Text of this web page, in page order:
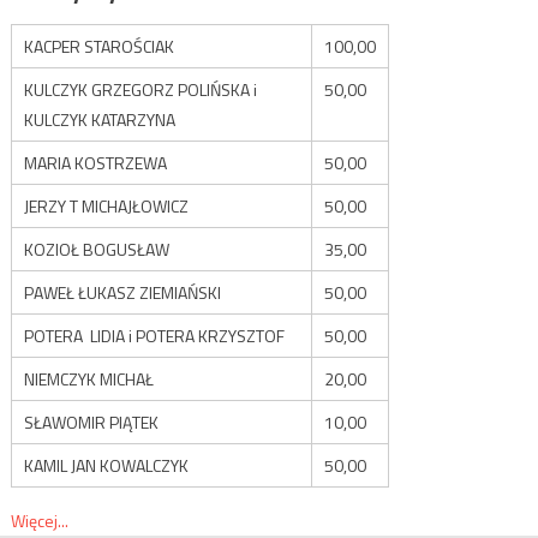
KACPER STAROŚCIAK
100,00
KULCZYK GRZEGORZ POLIŃSKA i
KULCZYK KATARZYNA
50,00
MARIA KOSTRZEWA
50,00
JERZY T MICHAJŁOWICZ
50,00
KOZIOŁ BOGUSŁAW
35,00
PAWEŁ ŁUKASZ ZIEMIAŃSKI
50,00
POTERA LIDIA i POTERA KRZYSZTOF
50,00
NIEMCZYK MICHAŁ
20,00
SŁAWOMIR PIĄTEK
10,00
KAMIL JAN KOWALCZYK
50,00
Więcej...